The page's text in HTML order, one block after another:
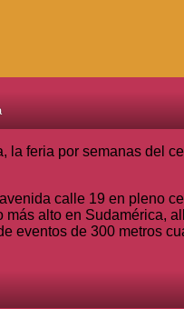
feria por semanas del
calle 19 en pleno
alto en Sudamérica,
eventos de 300 metros